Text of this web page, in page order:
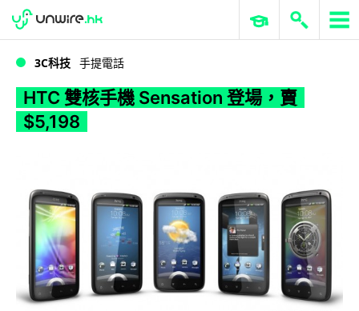
HTC 雙核手機 Sensation 登場，賣 $5,198
WWDC 2026 ERP 與商業 AI
3C科技 手提電話
HTC 雙核手機 Sensation 登場，賣
$5,198